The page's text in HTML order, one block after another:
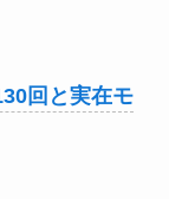
回と実在モ